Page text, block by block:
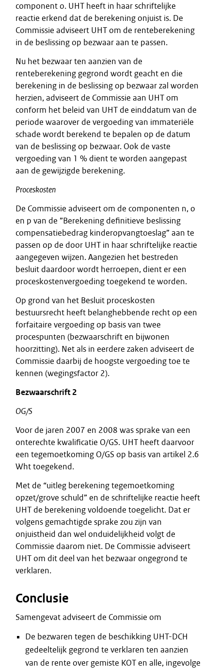
component o. UHT heeft in haar schriftelijke
reactie erkend dat de berekening onjuist is. De
Commissie adviseert UHT om de renteberekening
in de beslissing op bezwaar aan te passen.
Nu het bezwaar ten aanzien van de
renteberekening gegrond wordt geacht en die
berekening in de beslissing op bezwaar zal worden
herzien, adviseert de Commissie aan UHT om
conform het beleid van UHT de einddatum van de
periode waarover de vergoeding van immateriële
schade wordt berekend te bepalen op de datum
van de beslissing op bezwaar. Ook de vaste
vergoeding van 1 % dient te worden aangepast
aan de gewijzigde berekening.
Proceskosten
De Commissie adviseert om de componenten n, o
en p van de ”Berekening definitieve beslissing
compensatiebedrag kinderopvangtoeslag” aan te
passen op de door UHT in haar schriftelijke reactie
aangegeven wijzen. Aangezien het bestreden
besluit daardoor wordt herroepen, dient er een
proceskostenvergoeding toegekend te worden.
Op grond van het Besluit proceskosten
bestuursrecht heeft belanghebbende recht op een
forfaitaire vergoeding op basis van twee
procespunten (bezwaarschrift en bijwonen
hoorzitting). Net als in eerdere zaken adviseert de
Commissie daarbij de hoogste vergoeding toe te
kennen (wegingsfactor 2).
Bezwaarschrift 2
OG/S
Voor de jaren 2007 en 2008 was sprake van een
onterechte kwalificatie O/GS. UHT heeft daarvoor
een tegemoetkoming O/GS op basis van artikel 2.6
Wht toegekend.
Met de “uitleg berekening tegemoetkoming
opzet/grove schuld” en de schriftelijke reactie heeft
UHT de berekening voldoende toegelicht. Dat er
volgens gemachtigde sprake zou zijn van
onjuistheid dan wel onduidelijkheid volgt de
Commissie daarom niet. De Commissie adviseert
UHT om dit deel van het bezwaar ongegrond te
verklaren.
Conclusie
Samengevat adviseert de Commissie om
De bezwaren tegen de beschikking UHT-DCH
gedeeltelijk gegrond te verklaren ten aanzien
van de rente over gemiste KOT en alle, ingevolge